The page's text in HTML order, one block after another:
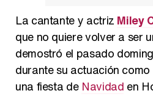
La cantante y actriz Miley
que no quiere volver a ser
demostró el pasado
durante su actuación
una fiesta de Navidad en